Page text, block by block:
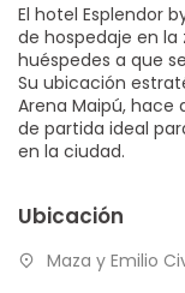
El hotel Esplendor
de hospedaje en la
huéspedes a que
Su ubicación
Arena Maipú, hace
de partida ideal
en la ciudad.
Ubicación
Maza y Emilio